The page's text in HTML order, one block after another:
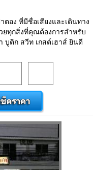
อง ที่มีชื่อเสียงและเดินทาง
ยทุกสิ่งที่คุณต้องการสำหรับ
บูติก สวีท เกสต์เฮาส์ ยินดี